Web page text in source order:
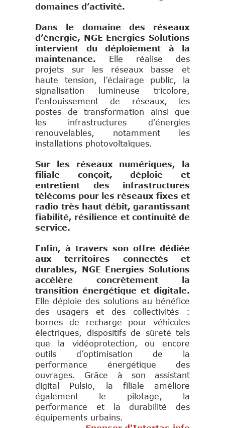
domaines d’activité.
Dans le domaine des réseaux
d’énergie, NGE Energies Solutions
intervient du déploiement à la
maintenance. Elle réalise des
projets sur les réseaux basse et
haute tension, l’éclairage public, la
signalisation lumineuse tricolore,
l’enfouissement de réseaux, les
postes de transformation ainsi que
les infrastructures d’énergies
renouvelables, notamment les
installations photovoltaïques.
Sur les réseaux numériques, la
filiale conçoit, déploie et
entretient des infrastructures
télécoms pour les réseaux fixes et
radio très haut débit, garantissant
fiabilité, résilience et continuité de
service.
Enfin, à travers son offre dédiée
aux territoires connectés et
durables, NGE Energies Solutions
accélère concrètement la
transition énergétique et digitale.
Elle déploie des solutions au bénéfice
des usagers et des collectivités :
bornes de recharge pour véhicules
électriques, dispositifs de sûreté tels
que la vidéoprotection, ou encore
outils d’optimisation de la
performance énergétique des
ouvrages. Grâce à son assistant
digital Pulsio, la filiale améliore
également le pilotage, la
performance et la durabilité des
équipements urbains.